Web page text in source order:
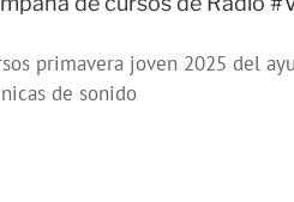
primavera joven 2025 del
de sonido